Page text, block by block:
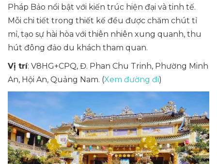
Pháp Bảo nổi bật với kiến trúc hiện đại và tinh tế.
Mỗi chi tiết trong thiết kế đều được chăm chút tỉ
mỉ, tạo sự hài hòa với thiên nhiên xung quanh, thu
hút đông đảo du khách tham quan.
Vị trí: V8HG+CPQ, Đ. Phan Chu Trinh, Phường Minh
An, Hội An, Quảng Nam. (Xem đường đi)